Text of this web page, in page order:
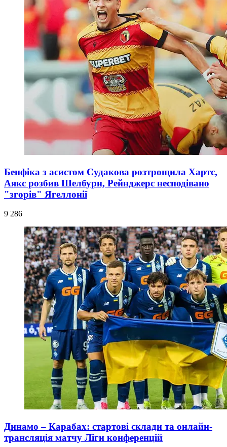
Бенфіка з асистом Судакова розтрощила Хартс,
Аякс розбив Шелбурн, Рейнджерс несподівано
"згорів" Ягеллонії
9 286
Динамо – Карабах: стартові склади та онлайн-
трансляція матчу Ліги конференцій